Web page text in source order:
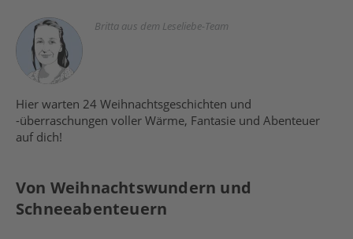
Britta aus dem Leseliebe-Team
Hier warten 24 Weihnachtsgeschichten und
-überraschungen voller Wärme, Fantasie und Abenteuer
auf dich!
Von Weihnachtswundern und
Schneeabenteuern